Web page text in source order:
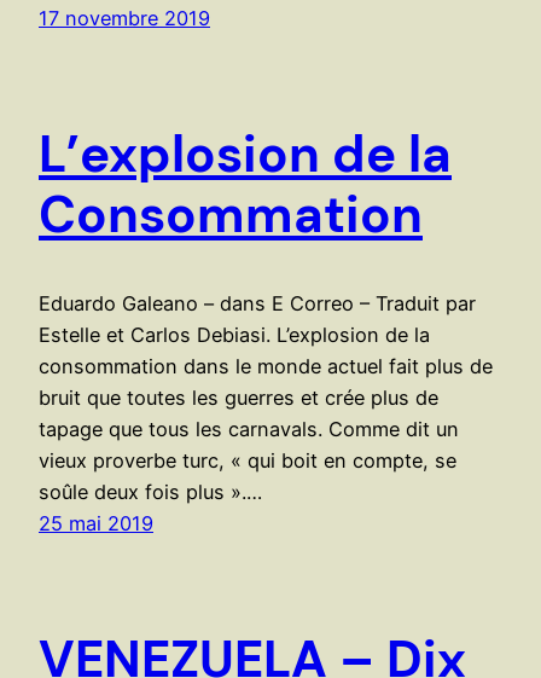
17 novembre 2019
L’explosion de la
Consommation
Eduardo Galeano – dans E Correo – Traduit par
Estelle et Carlos Debiasi. L’explosion de la
consommation dans le monde actuel fait plus de
bruit que toutes les guerres et crée plus de
tapage que tous les carnavals. Comme dit un
vieux proverbe turc, « qui boit en compte, se
soûle deux fois plus ».…
25 mai 2019
VENEZUELA – Dix